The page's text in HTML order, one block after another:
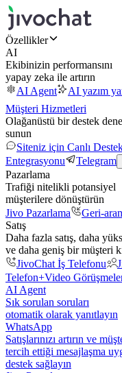
Özellikler
AI
Ekibinizin performansını
yapay zeka ile artırın
AI Agent
AI yazım
Müşteri Hizmetleri
Olağanüstü bir destek
sunun
Siteniz için Canlı
Entegrasyonu
Telegram
Pazarlama
Trafiği nitelikli potansiyel
müşterilere dönüştürün
Jivo Pazarlama
Geri-
Satış
Daha fazla satış, daha
ve daha geniş bir müşteri
JivoChat İş Telefonu
Telefon+Video
AI Agent
Sık sorulan soruları
otomatik olarak yanıtlayın
WhatsApp
Satışlarınızı artırın ve
tercih ettiği mesajlaşma
destek sağlayın